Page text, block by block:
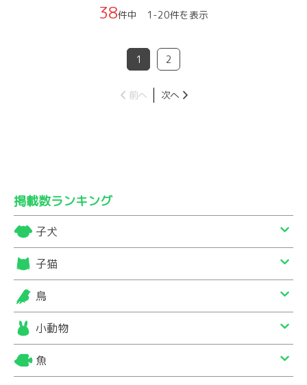
38件中 1-20件を表示
1 2
前へ 次へ
掲載数ランキング
子犬
子猫
鳥
小動物
魚